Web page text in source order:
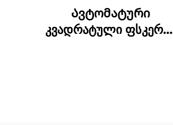
Ავტომატური
კვადრატული ფსკერის